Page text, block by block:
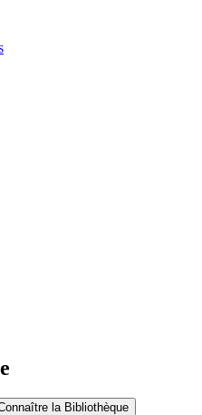
la Bibliothèque